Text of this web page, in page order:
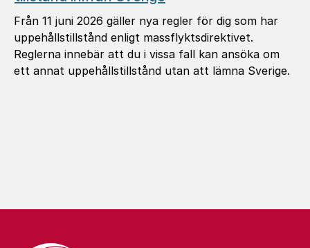
Från 11 juni 2026 gäller nya regler för dig som har
uppehållstillstånd enligt massflyktsdirektivet.
Reglerna innebär att du i vissa fall kan ansöka om
ett annat uppehållstillstånd utan att lämna Sverige.